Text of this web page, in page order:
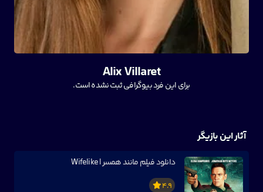
Alix Villaret
برای این فرد بیوگرافی ثبت نشده است.
آثار این بازیگر
دانلود فیلم مانند همسر | Wifelike
4.9